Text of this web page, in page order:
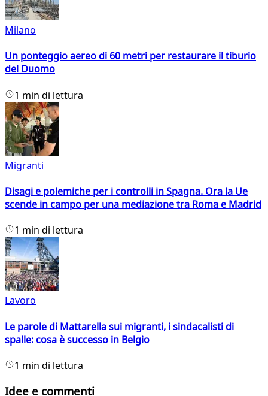
Milano
Un ponteggio aereo di 60 metri per restaurare il tiburio
del Duomo
1 min di lettura
Migranti
Disagi e polemiche per i controlli in Spagna. Ora la Ue
scende in campo per una mediazione tra Roma e Madrid
1 min di lettura
Lavoro
Le parole di Mattarella sui migranti, i sindacalisti di
spalle: cosa è successo in Belgio
1 min di lettura
Idee e commenti